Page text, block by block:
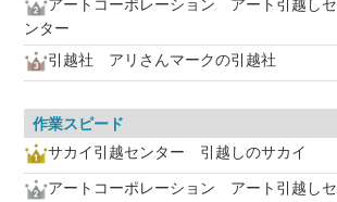
アートコーポレーション アート引越しセ
ンター
引越社 アリさんマークの引越社
作業スピード
サカイ引越センター 引越しのサカイ
アートコーポレーション アート引越しセ